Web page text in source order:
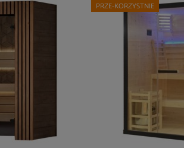
PRZE-KORZYSTNIE